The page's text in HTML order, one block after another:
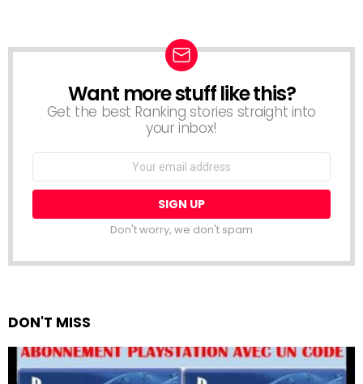
NEWSLETTER
Want more stuff like this?
Get the best Ranking stories straight into
your inbox!
Email
Don't worry, we don't spam
DON'T MISS